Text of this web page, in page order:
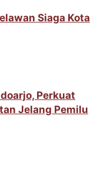
Siaga Kota
Perkuat
Jelang Pemilu